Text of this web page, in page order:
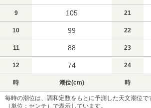
9 105 21
10 99 22
11 88 23
12 74 24
時 潮位(cm) 時
毎時の潮位は、調和定数をもとに予測した天文潮位
（単位：センチ）で表示しています。